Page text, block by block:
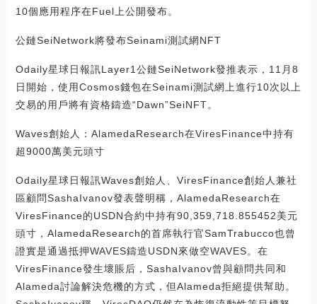
10個應用程序在Fuel上公開發布。
公鏈SeiNetwork將發布Seinami測試網NFT
Odaily星球日報訊Layer1公鏈SeiNetwork發推表示，11月8
日開始，使用Cosmos錢包在Seinami測試網上進行10次以上
交易的用戶將有資格鑄造“Dawn”SeiNFT。
Waves創始人：AlamedaResearch在ViresFinance中持有
超9000萬美元頭寸
Odaily星球日報訊Waves創始人、ViresFinance創始人兼社
區顧問SashaIvanov發表聲明稱，AlamedaResearch在
ViresFinance的USDN合約中持有90,359,718.855452美元
頭寸，AlamedaResearch的首席執行官SamTrabucco也曾
證實是通過抵押WAVES鑄造USDN來做空WAVES。在
ViresFinance發生壞賬后，SashaIvanov曾與顧問共同和
Alameda討論解決危機的方式，但Alameda拒絕提供幫助。